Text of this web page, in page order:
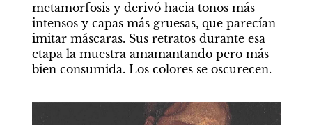
metamorfosis y derivó hacia tonos más
intensos y capas más gruesas, que parecían
imitar máscaras. Sus retratos durante esa
etapa la muestra amamantando pero más
bien consumida. Los colores se oscurecen.